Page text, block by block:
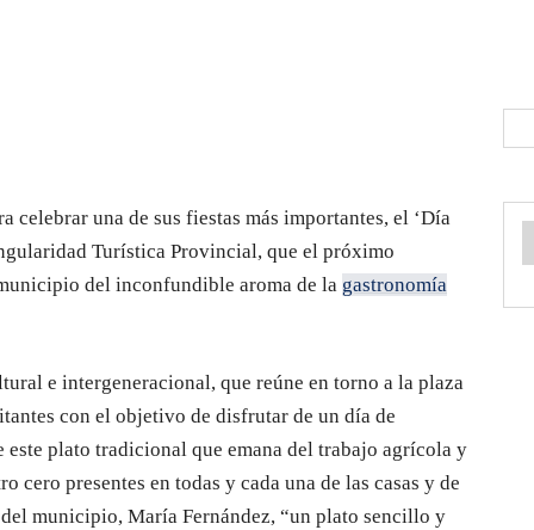
una de sus fiestas más importantes, el ‘Día
Turística Provincial, que el próximo
del inconfundible aroma de la gastronomía
e intergeneracional, que reúne en torno a la plaza
con el objetivo de disfrutar de un día de
plato tradicional que emana del trabajo agrícola y
cero presentes en todas y cada una de las casas y de
municipio, María Fernández, “un plato sencillo y